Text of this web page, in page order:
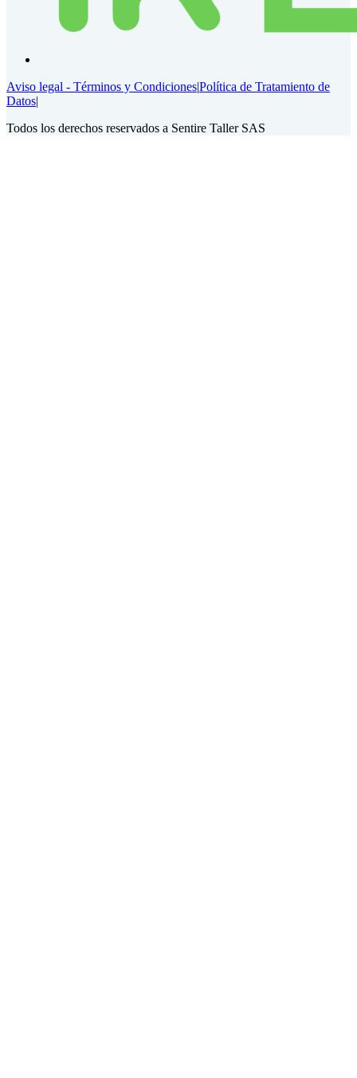
Aviso legal - Términos y Condiciones|Política de Tratamiento de
Datos|
Todos los derechos reservados a Sentire Taller SAS